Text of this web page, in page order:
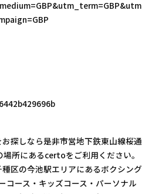
探しなら是非市営地下鉄東山線桜通
所にあるcertoをご利用ください。
区の今池駅エリアにあるボクシング
コース・キッズコース・パーソナル